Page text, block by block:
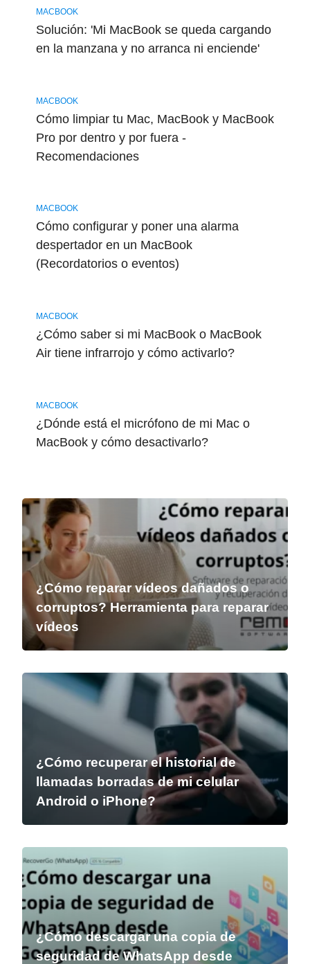
MACBOOK
Solución: 'Mi MacBook se queda cargando
en la manzana y no arranca ni enciende'
MACBOOK
Cómo limpiar tu Mac, MacBook y MacBook
Pro por dentro y por fuera -
Recomendaciones
MACBOOK
Cómo configurar y poner una alarma
despertador en un MacBook
(Recordatorios o eventos)
MACBOOK
¿Cómo saber si mi MacBook o MacBook
Air tiene infrarrojo y cómo activarlo?
MACBOOK
¿Dónde está el micrófono de mi Mac o
MacBook y cómo desactivarlo?
¿Cómo reparar vídeos dañados o
corruptos? Herramienta para reparar
vídeos
¿Cómo recuperar el historial de
llamadas borradas de mi celular
Android o iPhone?
¿Cómo descargar una copia de
seguridad de WhatsApp desde